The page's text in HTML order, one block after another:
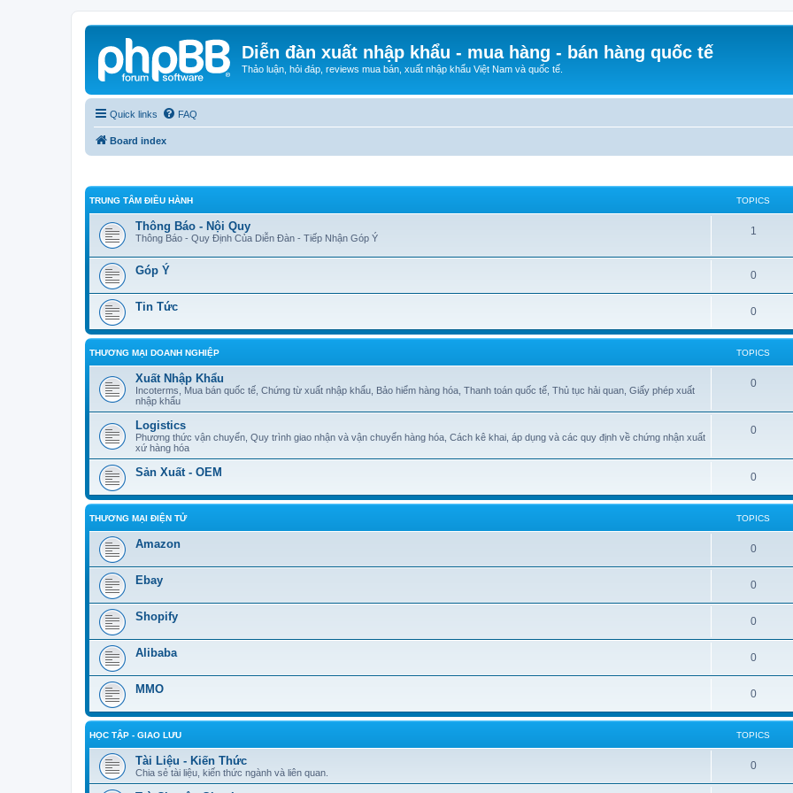
Diễn đàn xuất nhập khẩu - mua hàng - bán hàng quốc tế
Thảo luận, hỏi đáp, reviews mua bán, xuất nhập khẩu Việt Nam và quốc tế.
Quick links FAQ
Board index
TRUNG TÂM ĐIỀU HÀNH TOPICS
Thông Báo - Nội Quy
Thông Báo - Quy Định Của Diễn Đàn - Tiếp Nhận Góp Ý
1
Góp Ý 0
Tin Tức 0
THƯƠNG MẠI DOANH NGHIỆP TOPICS
Xuất Nhập Khẩu
Incoterms, Mua bán quốc tế, Chứng từ xuất nhập khẩu, Bảo hiểm hàng hóa, Thanh toán quốc tế, Thủ tục hải quan, Giấy phép xuất
nhập khẩu
0
Logistics
Phương thức vận chuyển, Quy trình giao nhận và vận chuyển hàng hóa, Cách kê khai, áp dụng và các quy định về chứng nhận xuất
xứ hàng hóa
0
Sản Xuất - OEM 0
THƯƠNG MẠI ĐIỆN TỬ TOPICS
Amazon 0
Ebay 0
Shopify 0
Alibaba 0
MMO 0
HỌC TẬP - GIAO LƯU TOPICS
Tài Liệu - Kiến Thức
Chia sẻ tài liệu, kiến thức ngành và liên quan.
0